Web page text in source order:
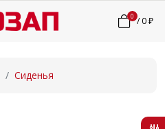
0 /0 ₽
Сиденья